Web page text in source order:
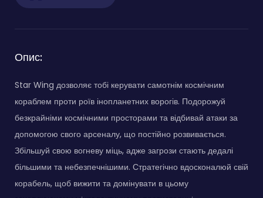
Опис:
Star Wing дозволяє тобі керувати самотнім космічним
кораблем проти роїв інопланетних ворогів. Подорожуй
безкрайніми космічними просторами та відбивай атаки за
допомогою свого арсеналу, що постійно розвивається.
Збільшуй свою вогневу міць, адже загрози стають дедалі
більшими та небезпечнішими. Стратегічно вдосконалюй свій
корабель, щоб вижити та домінувати в цьому